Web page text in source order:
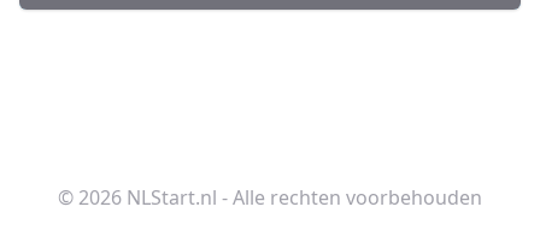
© 2026 NLStart.nl - Alle rechten voorbehouden